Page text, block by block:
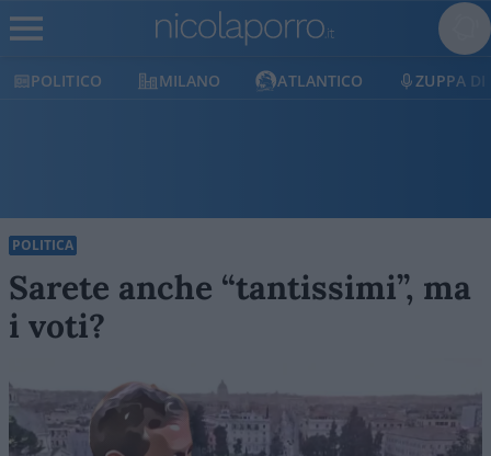
MILANO ATLANTICO ZUPPA DI PORRO
POLITICA
Sarete anche “tantissimi”, ma
i voti?